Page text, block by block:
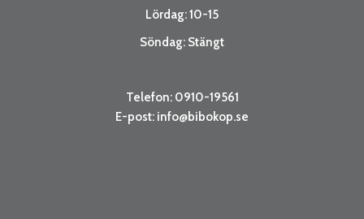
Lördag: 10-15
Söndag: Stängt
Telefon: 0910-19561
E-post: info@bibokop.se